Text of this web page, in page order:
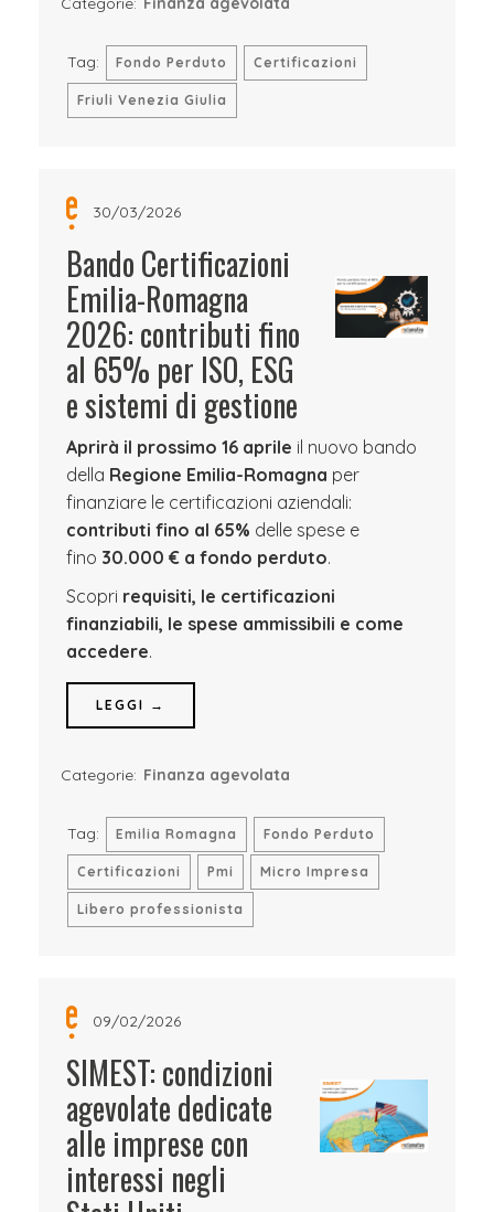
Tag: Fondo Perduto Certificazioni
Friuli Venezia Giulia
30/03/2026
Bando Certificazioni
Emilia-Romagna
2026: contributi fino
al 65% per ISO, ESG
e sistemi di gestione
Aprirà il prossimo 16 aprile il nuovo bando
della Regione Emilia-Romagna per
finanziare le certificazioni aziendali:
contributi fino al 65% delle spese e
fino 30.000 € a fondo perduto.
Scopri requisiti, le certificazioni
finanziabili, le spese ammissibili e come
accedere.
LEGGI →
Categorie: Finanza agevolata
Tag: Emilia Romagna Fondo Perduto
Certificazioni Pmi Micro Impresa
Libero professionista
09/02/2026
SIMEST: condizioni
agevolate dedicate
alle imprese con
interessi negli